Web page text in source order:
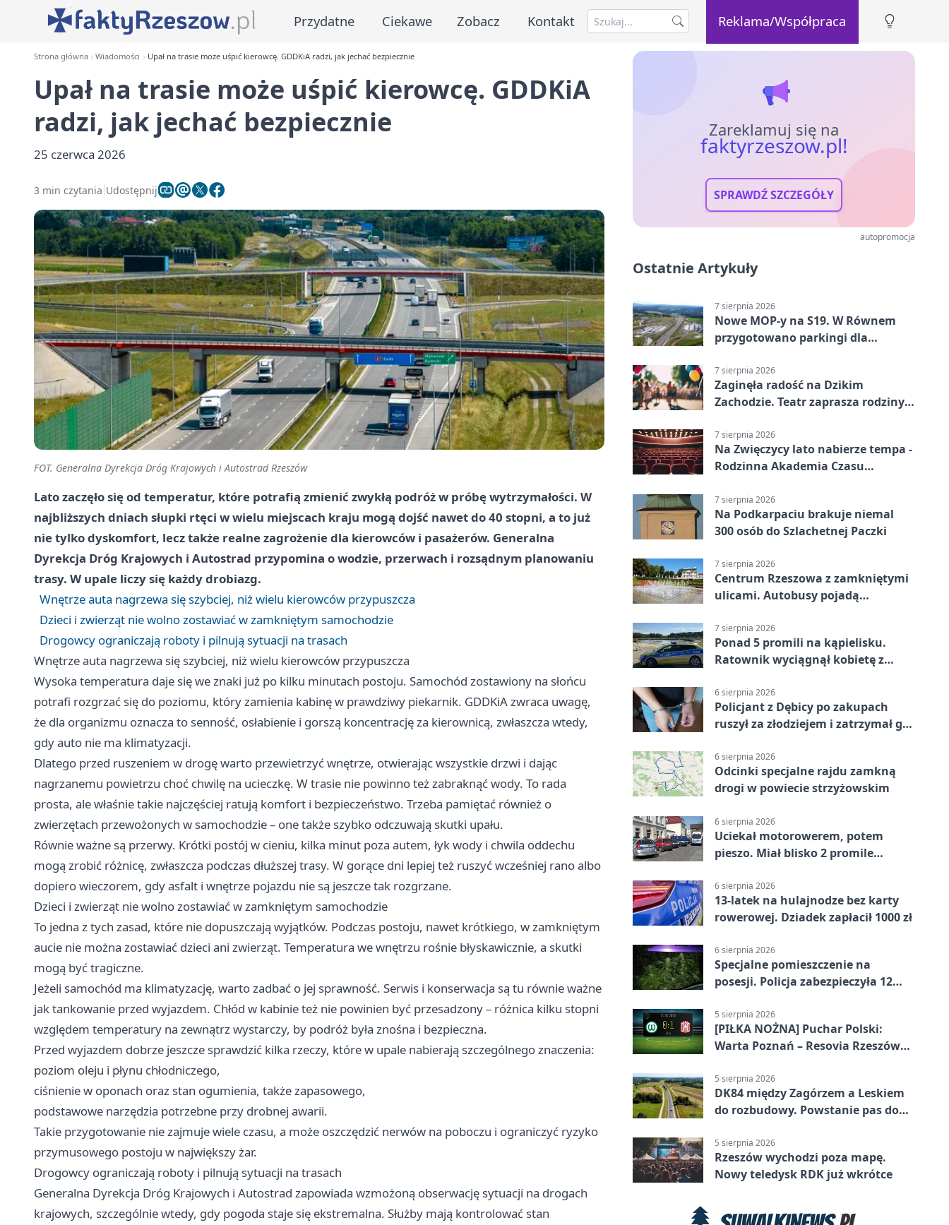
Przydatne Ciekawe Zobacz Kontakt Reklama/Współpraca
Strona główna Wiadomości Upał na trasie może uśpić kierowcę. GDDKiA radzi, jak jechać bezpiecznie
Upał na trasie może uśpić kierowcę. GDDKiA
radzi, jak jechać bezpiecznie
25 czerwca 2026
3 min czytania Udostępnij
FOT. Generalna Dyrekcja Dróg Krajowych i Autostrad Rzeszów
Lato zaczęło się od temperatur, które potrafią zmienić zwykłą podróż w próbę wytrzymałości. W
najbliższych dniach słupki rtęci w wielu miejscach kraju mogą dojść nawet do 40 stopni, a to już
nie tylko dyskomfort, lecz także realne zagrożenie dla kierowców i pasażerów. Generalna
Dyrekcja Dróg Krajowych i Autostrad przypomina o wodzie, przerwach i rozsądnym planowaniu
trasy. W upale liczy się każdy drobiazg.
Wnętrze auta nagrzewa się szybciej, niż wielu kierowców przypuszcza
Dzieci i zwierząt nie wolno zostawiać w zamkniętym samochodzie
Drogowcy ograniczają roboty i pilnują sytuacji na trasach
Wnętrze auta nagrzewa się szybciej, niż wielu kierowców przypuszcza
Wysoka temperatura daje się we znaki już po kilku minutach postoju. Samochód zostawiony na słońcu
potrafi rozgrzać się do poziomu, który zamienia kabinę w prawdziwy piekarnik. GDDKiA zwraca uwagę,
że dla organizmu oznacza to senność, osłabienie i gorszą koncentrację za kierownicą, zwłaszcza wtedy,
gdy auto nie ma klimatyzacji.
Dlatego przed ruszeniem w drogę warto przewietrzyć wnętrze, otwierając wszystkie drzwi i dając
nagrzanemu powietrzu choć chwilę na ucieczkę. W trasie nie powinno też zabraknąć wody. To rada
prosta, ale właśnie takie najczęściej ratują komfort i bezpieczeństwo. Trzeba pamiętać również o
zwierzętach przewożonych w samochodzie – one także szybko odczuwają skutki upału.
Równie ważne są przerwy. Krótki postój w cieniu, kilka minut poza autem, łyk wody i chwila oddechu
mogą zrobić różnicę, zwłaszcza podczas dłuższej trasy. W gorące dni lepiej też ruszyć wcześniej rano albo
dopiero wieczorem, gdy asfalt i wnętrze pojazdu nie są jeszcze tak rozgrzane.
Dzieci i zwierząt nie wolno zostawiać w zamkniętym samochodzie
To jedna z tych zasad, które nie dopuszczają wyjątków. Podczas postoju, nawet krótkiego, w zamkniętym
aucie nie można zostawiać dzieci ani zwierząt. Temperatura we wnętrzu rośnie błyskawicznie, a skutki
mogą być tragiczne.
Jeżeli samochód ma klimatyzację, warto zadbać o jej sprawność. Serwis i konserwacja są tu równie ważne
jak tankowanie przed wyjazdem. Chłód w kabinie też nie powinien być przesadzony – różnica kilku stopni
względem temperatury na zewnątrz wystarczy, by podróż była znośna i bezpieczna.
Przed wyjazdem dobrze jeszcze sprawdzić kilka rzeczy, które w upale nabierają szczególnego znaczenia:
poziom oleju i płynu chłodniczego,
ciśnienie w oponach oraz stan ogumienia, także zapasowego,
podstawowe narzędzia potrzebne przy drobnej awarii.
Takie przygotowanie nie zajmuje wiele czasu, a może oszczędzić nerwów na poboczu i ograniczyć ryzyko
przymusowego postoju w największy żar.
Drogowcy ograniczają roboty i pilnują sytuacji na trasach
Generalna Dyrekcja Dróg Krajowych i Autostrad zapowiada wzmożoną obserwację sytuacji na drogach
krajowych, szczególnie wtedy, gdy pogoda staje się ekstremalna. Służby mają kontrolować stan
Zareklamuj się na
faktyrzeszow.pl!
SPRAWDŹ SZCZEGÓŁY
autopromocja
Ostatnie Artykuły
7 sierpnia 2026
Nowe MOP-y na S19. W Równem
przygotowano parkingi dla
7 sierpnia 2026
Zaginęła radość na Dzikim
Zachodzie. Teatr zaprasza rodziny
7 sierpnia 2026
Na Zwięczycy lato nabierze tempa -
Rodzinna Akademia Czasu
7 sierpnia 2026
Na Podkarpaciu brakuje niemal
300 osób do Szlachetnej Paczki
7 sierpnia 2026
Centrum Rzeszowa z zamkniętymi
ulicami. Autobusy pojadą
7 sierpnia 2026
Ponad 5 promili na kąpielisku.
Ratownik wyciągnął kobietę z
6 sierpnia 2026
Policjant z Dębicy po zakupach
ruszył za złodziejem i zatrzymał go
6 sierpnia 2026
Odcinki specjalne rajdu zamkną
drogi w powiecie strzyżowskim
6 sierpnia 2026
Uciekał motorowerem, potem
pieszo. Miał blisko 2 promile
6 sierpnia 2026
13-latek na hulajnodze bez karty
rowerowej. Dziadek zapłacił 1000 zł
6 sierpnia 2026
Specjalne pomieszczenie na
posesji. Policja zabezpieczyła 12
5 sierpnia 2026
[PIŁKA NOŻNA] Puchar Polski:
Warta Poznań – Resovia Rzeszów
pierwszoligowca
5 sierpnia 2026
DK84 między Zagórzem a Leskiem
do rozbudowy. Powstanie pas do
5 sierpnia 2026
Rzeszów wychodzi poza mapę.
Nowy teledysk RDK już wkrótce